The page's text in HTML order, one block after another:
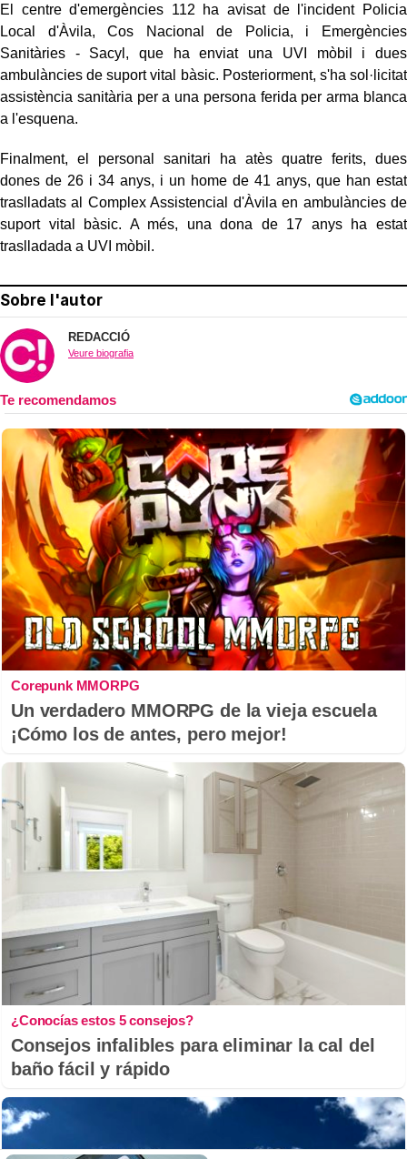
El centre d'emergències 112 ha avisat de l'incident Policia
Local d'Àvila, Cos Nacional de Policia, i Emergències
Sanitàries - Sacyl, que ha enviat una UVI mòbil i dues
ambulàncies de suport vital bàsic. Posteriorment, s'ha sol·licitat
assistència sanitària per a una persona ferida per arma blanca
a l'esquena.
Finalment, el personal sanitari ha atès quatre ferits, dues
dones de 26 i 34 anys, i un home de 41 anys, que han estat
traslladats al Complex Assistencial d'Àvila en ambulàncies de
suport vital bàsic. A més, una dona de 17 anys ha estat
traslladada a UVI mòbil.
Sobre l'autor
REDACCIÓ
Veure biografia
Corepunk MMORPG
Un verdadero MMORPG de la vieja escuela
¡Cómo los de antes, pero mejor!
¿Conocías estos 5 consejos?
Consejos infalibles para eliminar la cal del
baño fácil y rápido